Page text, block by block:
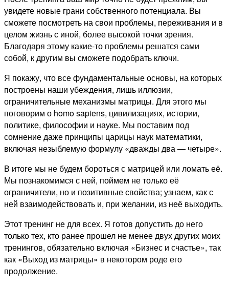
увидете новые грани собственного потенциала. Вы
сможете посмотреть на свои проблемы, переживания и в
целом жизнь с иной, более высокой точки зрения.
Благодаря этому какие-то проблемы решатся сами
собой, к другим вы сможете подобрать ключи.
Я покажу, что все фундаментальные основы, на которых
построены наши убеждения, лишь иллюзии,
ограничительные механизмы матрицы. Для этого мы
поговорим о homo sapiens, цивилизациях, истории,
политике, философии и науке. Мы поставим под
сомнение даже принципы царицы наук математики,
включая незыблемую формулу «дважды два — четыре».
В итоге мы не будем бороться с матрицей или ломать её.
Мы познакомимся с ней, поймем не только её
ограничители, но и позитивные свойства; узнаем, как с
ней взаимодействовать и, при желании, из неё выходить.
Этот тренинг не для всех. Я готов допустить до него
только тех, кто ранее прошел не менее двух других моих
тренингов, обязательно включая «Бизнес и счастье», так
как «Выход из матрицы» в некотором роде его
продолжение.